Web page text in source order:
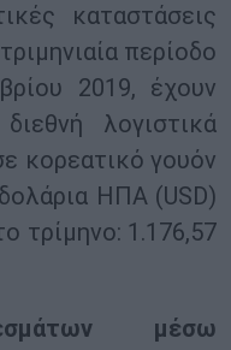
καταστάσεις
περίοδο
2019, έχουν
λογιστικά
κορεατικό γουόν
ΗΠΑ (USD)
τρίμηνο: 1.176,57
μέσω